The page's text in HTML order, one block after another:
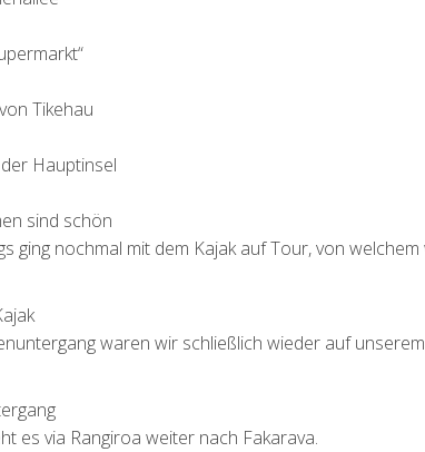
Tikehau
Hauptinsel
sind schön
ging nochmal mit dem Kajak auf Tour, von
waren wir schließlich wieder auf
es via Rangiroa weiter nach Fakarava.